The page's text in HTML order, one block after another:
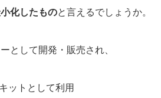
化したものと言えるでしょうか。
として開発・販売され、
ットとして利用